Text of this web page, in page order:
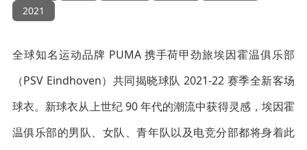
2021
全球知名运动品牌 PUMA 携手荷甲劲旅埃因霍温俱乐部
（PSV Eindhoven）共同揭晓球队 2021-22 赛季全新客场
球衣。新球衣从上世纪 90 年代的潮流中获得灵感，埃因霍
温俱乐部的男队、女队、青年队以及电竞分部都将身着此